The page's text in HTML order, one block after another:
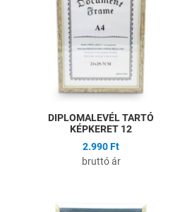
Összehasonlítás
Gyors nézet
DIPLOMALEVÉL TARTÓ
KÉPKERET 12
2.990 Ft
bruttó ár
Hozzáadás a kívánságlistához